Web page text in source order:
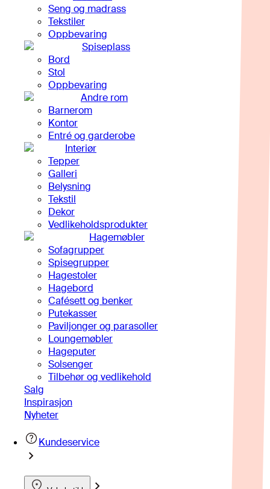
Seng og madrass
Tekstiler
Oppbevaring
Spiseplass
Bord
Stol
Oppbevaring
Andre rom
Barnerom
Kontor
Entré og garderobe
Interiør
Tepper
Galleri
Belysning
Tekstil
Dekor
Vedlikeholdsprodukter
Hagemøbler
Sofagrupper
Spisegrupper
Hagestoler
Hagebord
Cafésett og benker
Putekasser
Paviljonger og parasoller
Loungemøbler
Hageputer
Solsenger
Tilbehør og vedlikehold
Salg
Inspirasjon
Nyheter
Kundeservice